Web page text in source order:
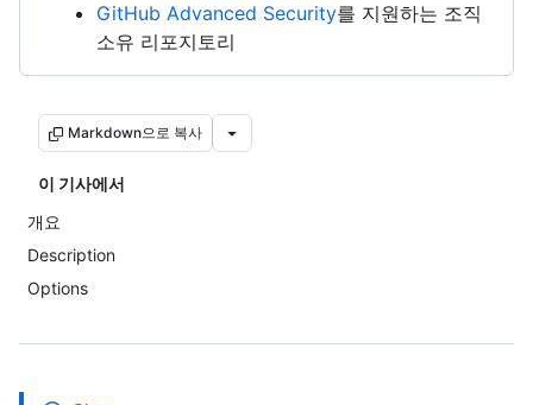
GitHub Advanced Security를 지원하는 조직
소유 리포지토리
Markdown으로 복사
이 기사에서
개요
Description
Options